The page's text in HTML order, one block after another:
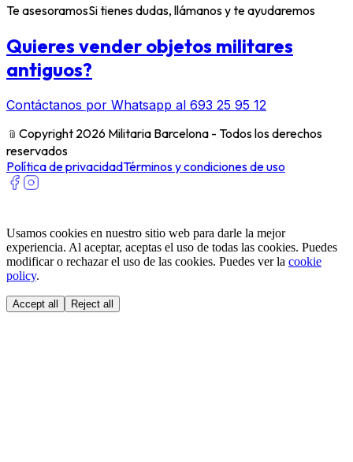
Te asesoramosSi tienes dudas, llámanos y te ayudaremos
Quieres vender objetos militares
antiguos?
Contáctanos por Whatsapp al 693 25 95 12
﹫ Copyright 2026 Militaria Barcelona - Todos los derechos
reservados
Política de privacidadTérminos y condiciones de uso
Usamos cookies en nuestro sitio web para darle la mejor
experiencia. Al aceptar, aceptas el uso de todas las cookies. Puedes
modificar o rechazar el uso de las cookies. Puedes ver la cookie
policy.
Accept all Reject all